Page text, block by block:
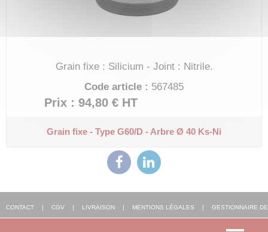
Grain fixe : Silicium - Joint : Nitrile.
Code article : 567485
Prix : 94,80 € HT
Grain fixe - Type G60/D - Arbre Ø 40 Ks-Ni
CONTACT | CGV | LIVRAISON | MENTIONS LÉGALES | GESTIONNAIRE DE